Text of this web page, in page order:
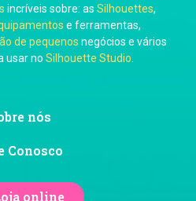
incríveis sobre: as Silhouettes,
e ferramentas,
de pequenos negócios e vários
usar no Silhouette Studio
nós
Conosco
online